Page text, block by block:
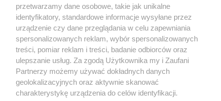
Żaden utwór zamieszczony w serwisie nie może być powielany i
rozpowszechniany lub dalej rozpowszechniany w jakikolwiek sposób (w
tym także elektroniczny lub mechaniczny) na jakimkolwiek polu
eksploatacji w jakiejkolwiek formie, włącznie z umieszczaniem w
przetwarzamy dane osobowe, takie jak unikalne
identyfikatory, standardowe informacje wysyłane przez
urządzenie czy dane przeglądania w celu zapewniania
spersonalizowanych reklam, wybór spersonalizowanych
treści, pomiar reklam i treści, badanie odbiorców oraz
ulepszanie usług. Za zgodą Użytkownika my i Zaufani
Partnerzy możemy używać dokładnych danych
geolokalizacyjnych oraz aktywnie skanować
charakterystykę urządzenia do celów identyfikacji.